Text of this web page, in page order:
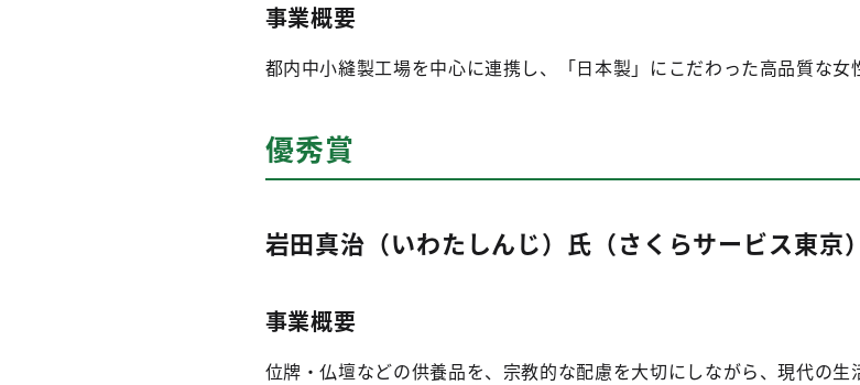
事業概要
都内中小縫製工場を中心に連携し、「日本製」にこだわった高品質な
優秀賞
岩田真治（いわたしんじ）氏（さくらサービス東京）
事業概要
位牌・仏壇などの供養品を、宗教的な配慮を大切にしながら、現代の